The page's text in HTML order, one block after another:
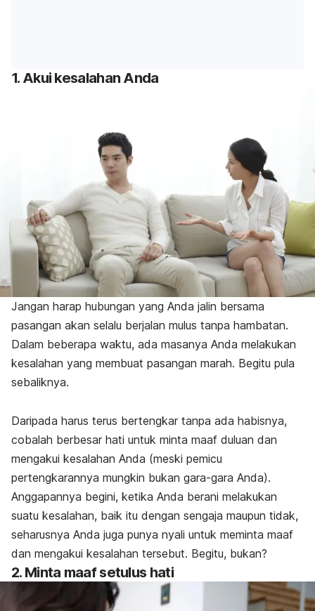
1. Akui kesalahan Anda
Jangan harap hubungan yang Anda jalin bersama
pasangan akan selalu berjalan mulus tanpa hambatan.
Dalam beberapa waktu, ada masanya Anda melakukan
kesalahan yang membuat pasangan marah. Begitu pula
sebaliknya.
Daripada harus terus bertengkar tanpa ada habisnya,
cobalah berbesar hati untuk minta maaf duluan dan
mengakui kesalahan Anda (meski pemicu
pertengkarannya mungkin bukan gara-gara Anda).
Anggapannya begini, ketika Anda berani melakukan
suatu kesalahan, baik itu dengan sengaja maupun tidak,
seharusnya Anda juga punya nyali untuk meminta maaf
dan mengakui kesalahan tersebut. Begitu, bukan?
2. Minta maaf setulus hati